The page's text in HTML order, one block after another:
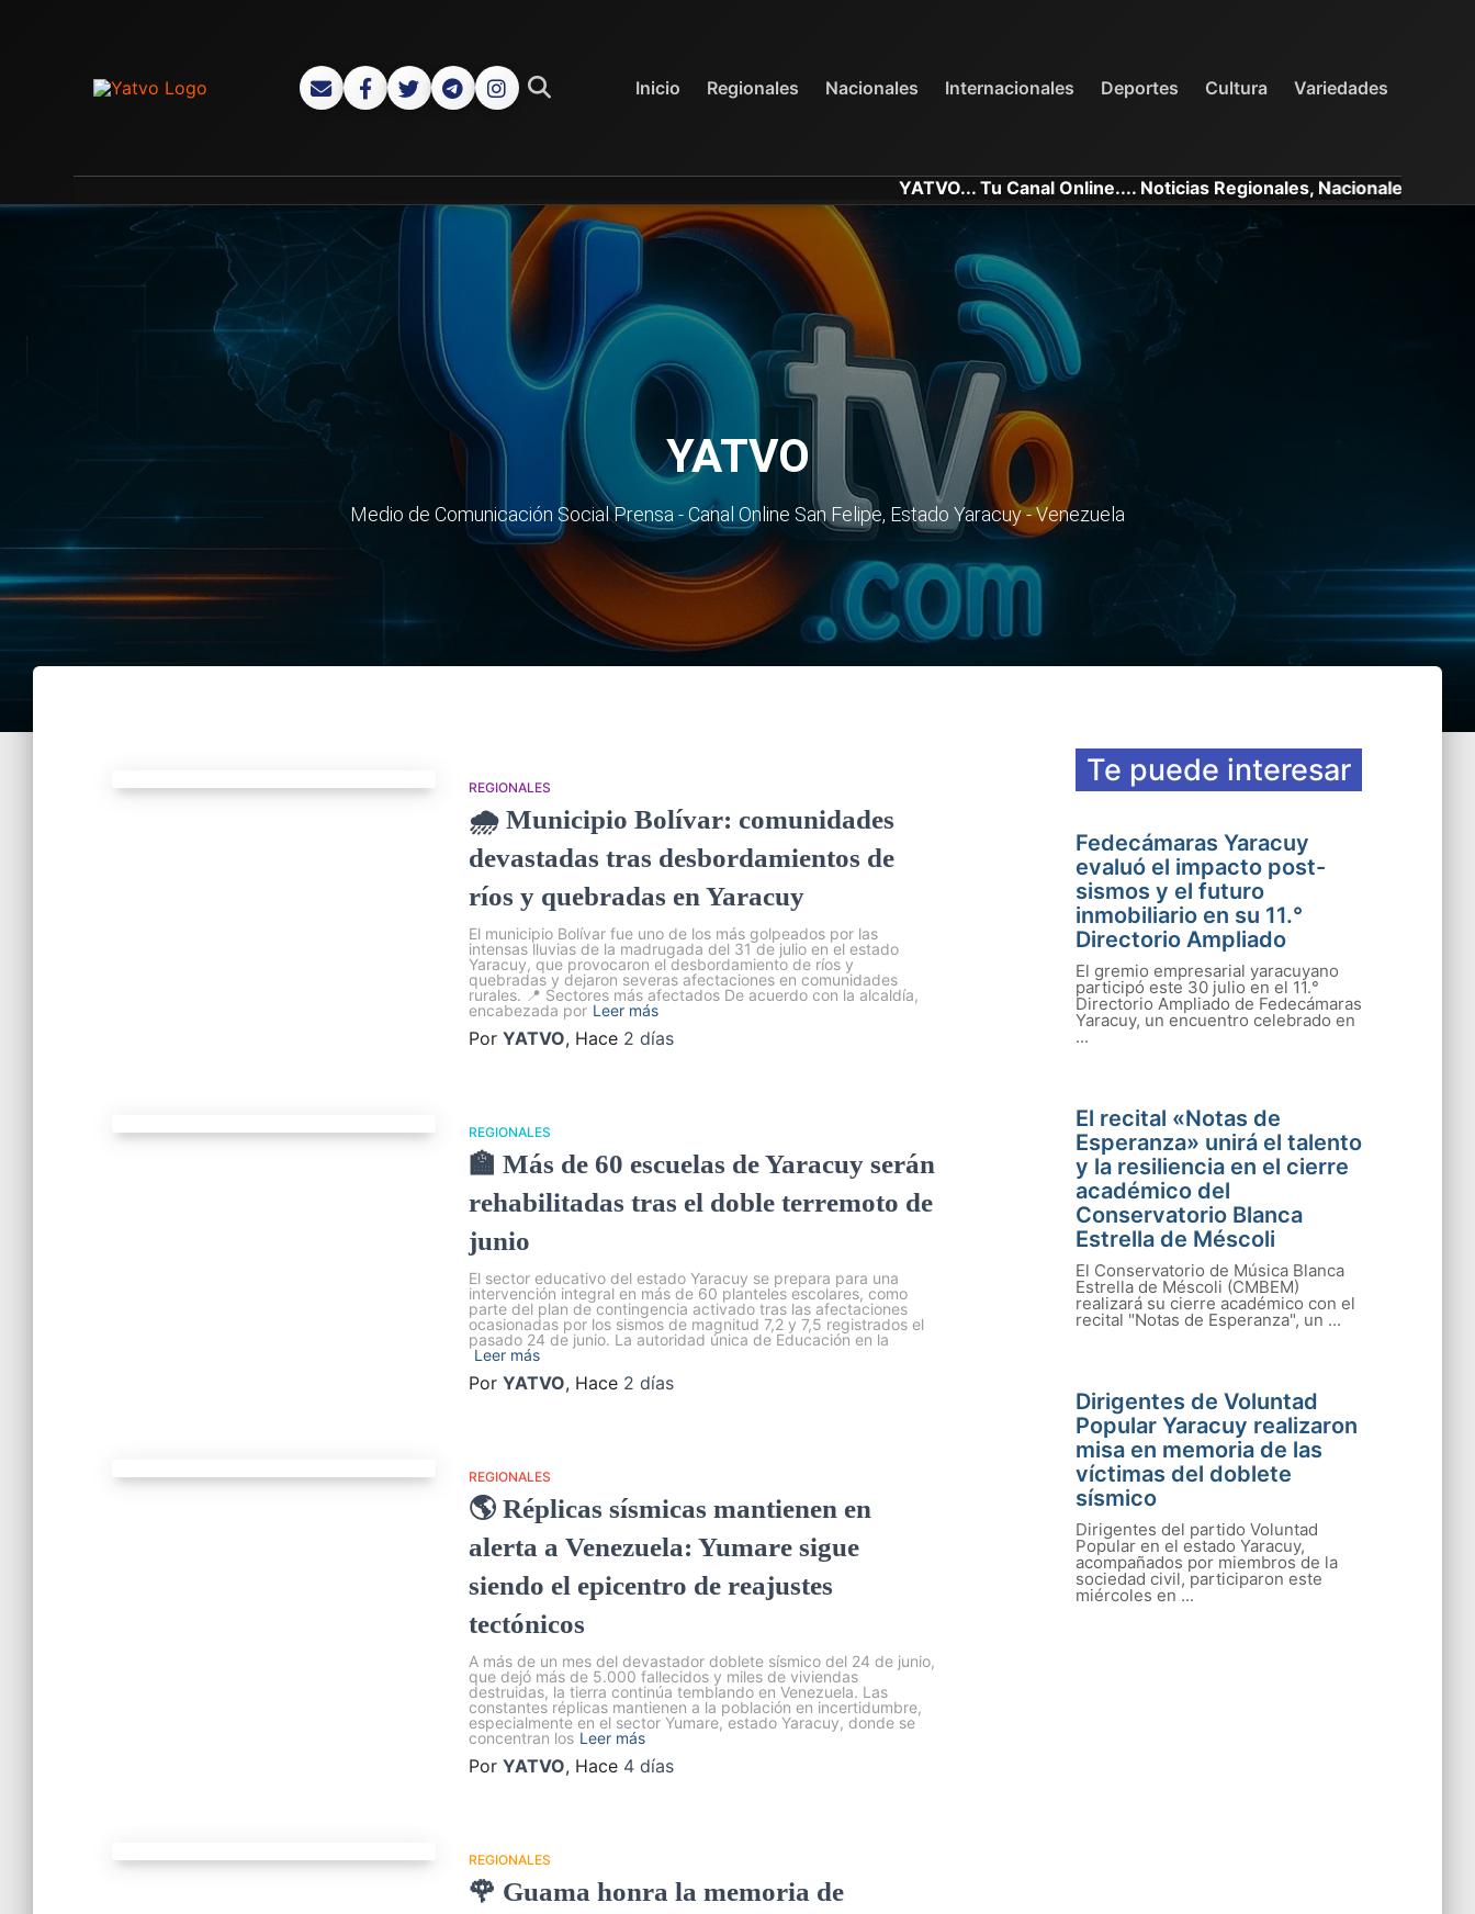
Inicio Regionales Nacionales Internacionales Deportes Cultura Variedades
YATVO... Tu Canal Online.... Noticias Regionales, Nacionales e
YATVO
Medio de Comunicación Social Prensa - Canal Online San Felipe, Estado Yaracuy - Venezuela
REGIONALES
🌧️ Municipio Bolívar: comunidades
devastadas tras desbordamientos de
ríos y quebradas en Yaracuy
El municipio Bolívar fue uno de los más golpeados por las
intensas lluvias de la madrugada del 31 de julio en el estado
Yaracuy, que provocaron el desbordamiento de ríos y
quebradas y dejaron severas afectaciones en comunidades
rurales. 📍 Sectores más afectados De acuerdo con la alcaldía,
encabezada por Leer más
Por YATVO, Hace 2 días
REGIONALES
🏫 Más de 60 escuelas de Yaracuy serán
rehabilitadas tras el doble terremoto de
junio
El sector educativo del estado Yaracuy se prepara para una
intervención integral en más de 60 planteles escolares, como
parte del plan de contingencia activado tras las afectaciones
ocasionadas por los sismos de magnitud 7,2 y 7,5 registrados el
pasado 24 de junio. La autoridad única de Educación en la
Leer más
Por YATVO, Hace 2 días
REGIONALES
🌎 Réplicas sísmicas mantienen en
alerta a Venezuela: Yumare sigue
siendo el epicentro de reajustes
tectónicos
A más de un mes del devastador doblete sísmico del 24 de junio,
que dejó más de 5.000 fallecidos y miles de viviendas
destruidas, la tierra continúa temblando en Venezuela. Las
constantes réplicas mantienen a la población en incertidumbre,
especialmente en el sector Yumare, estado Yaracuy, donde se
concentran los Leer más
Por YATVO, Hace 4 días
REGIONALES
🌹 Guama honra la memoria de
Te puede interesar
Fedecámaras Yaracuy
evaluó el impacto post-
sismos y el futuro
inmobiliario en su 11.°
Directorio Ampliado
El gremio empresarial yaracuyano
participó este 30 julio en el 11.°
Directorio Ampliado de Fedecámaras
Yaracuy, un encuentro celebrado en
...
El recital «Notas de
Esperanza» unirá el talento
y la resiliencia en el cierre
académico del
Conservatorio Blanca
Estrella de Méscoli
El Conservatorio de Música Blanca
Estrella de Méscoli (CMBEM)
realizará su cierre académico con el
recital "Notas de Esperanza", un ...
Dirigentes de Voluntad
Popular Yaracuy realizaron
misa en memoria de las
víctimas del doblete
sísmico
Dirigentes del partido Voluntad
Popular en el estado Yaracuy,
acompañados por miembros de la
sociedad civil, participaron este
miércoles en ...